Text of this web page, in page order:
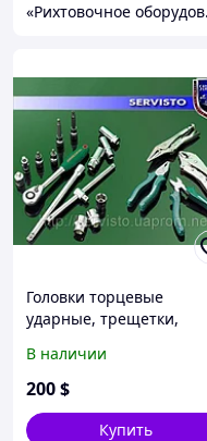
Головки торцевые
ударные, трещетки,
В наличии
200$
Купить